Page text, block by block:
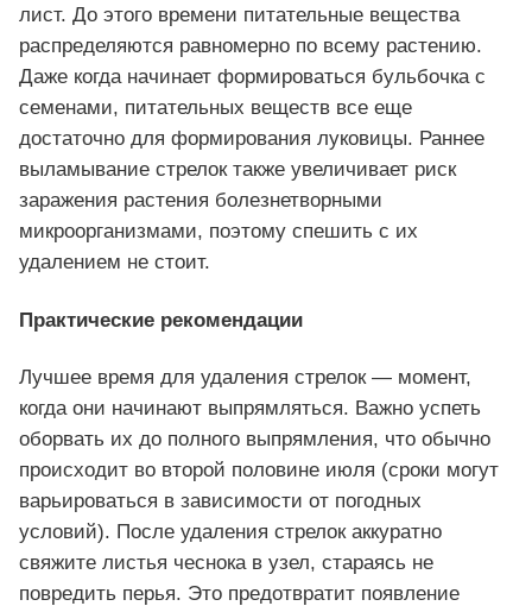
лист. До этого времени питательные вещества
распределяются равномерно по всему растению.
Даже когда начинает формироваться бульбочка с
семенами, питательных веществ все еще
достаточно для формирования луковицы. Раннее
выламывание стрелок также увеличивает риск
заражения растения болезнетворными
микроорганизмами, поэтому спешить с их
удалением не стоит.
Практические рекомендации
Лучшее время для удаления стрелок — момент,
когда они начинают выпрямляться. Важно успеть
оборвать их до полного выпрямления, что обычно
происходит во второй половине июля (сроки могут
варьироваться в зависимости от погодных
условий). После удаления стрелок аккуратно
свяжите листья чеснока в узел, стараясь не
повредить перья. Это предотвратит появление